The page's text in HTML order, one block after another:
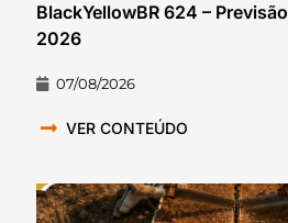
BlackYellowBR 624 –
2026
07/08/2026
VER CONTEÚDO